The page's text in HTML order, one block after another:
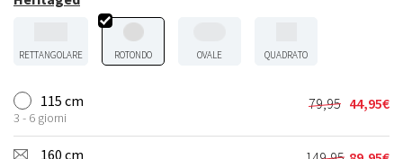
RETTANGOLARE ROTONDO OVALE QUADRATO
115 cm
3 - 6 giorni
79,95
Il
prezzo
originale
44,95€
Il
prezzo
attuale
160 cm